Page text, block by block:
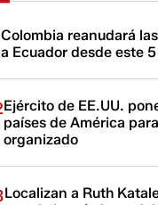
Colombia reanudará
a Ecuador desde este
Ejército de EE.UU.
países de América
organizado
Localizan a Ruth